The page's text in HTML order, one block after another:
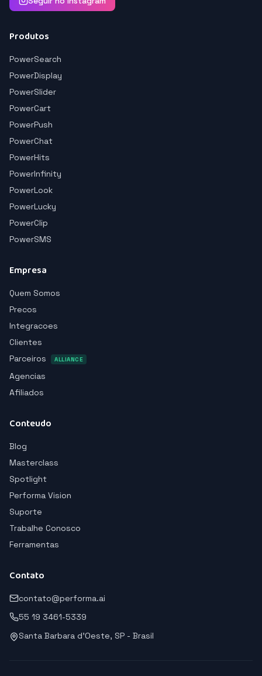
Produtos
PowerSearch
PowerDisplay
PowerSlider
PowerCart
PowerPush
PowerChat
PowerHits
PowerInfinity
PowerLook
PowerLucky
PowerClip
PowerSMS
Empresa
Quem Somos
Precos
Integracoes
Clientes
Parceiros
ALLIANCE
Agencias
Afiliados
Conteudo
Blog
Masterclass
Spotlight
Performa Vision
Suporte
Trabalhe Conosco
Ferramentas
Contato
contato@performa.ai
55 19 3461-5339
Santa Barbara d'Oeste, SP - Brasil